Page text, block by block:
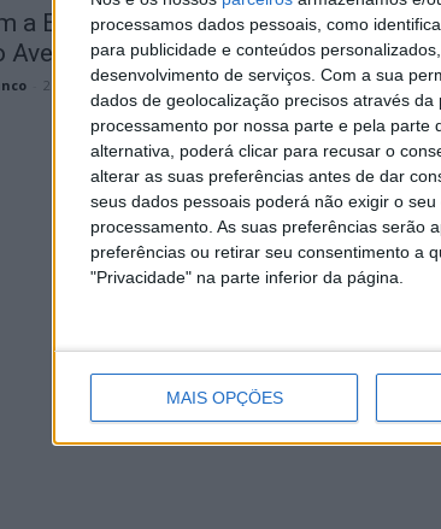
processamos dados pessoais, como
para publicidade e conteúdos
desenvolvimento de serviços. Com a sua
dados de geolocalização precisos através
processamento por nossa parte e pela parte
alternativa, poderá clicar para recusar o
alterar as suas preferências antes de dar
seus dados pessoais poderá não exigir o
processamento. As suas preferências serão
preferências ou retirar seu consentimento a
"Privacidade" na parte inferior da página.
MAIS OPÇÕES
a Eugénia Lima no
Avenida
26 de Maio, 2023 0